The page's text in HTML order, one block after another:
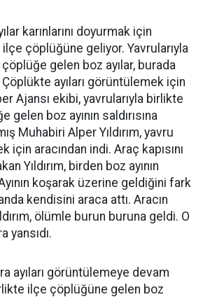
karınlarını doyurmak için
çöplüğüne geliyor. Yavrularıyla
gelen boz ayılar, burada
Çöplükte ayıları görüntülemek için
Ajansı ekibi, yavrularıyla birlikte
boz ayının saldırısına
Muhabiri Alper Yıldırım, yavru
için aracından indi. Araç kapısını
Yıldırım, birden boz ayının
Ayının koşarak üzerine geldiğini fark
kendisini araca attı. Aracın
ölümle burun buruna geldi. O
yansıdı.
ayıları görüntülemeye devam
ilçe çöplüğüne gelen boz